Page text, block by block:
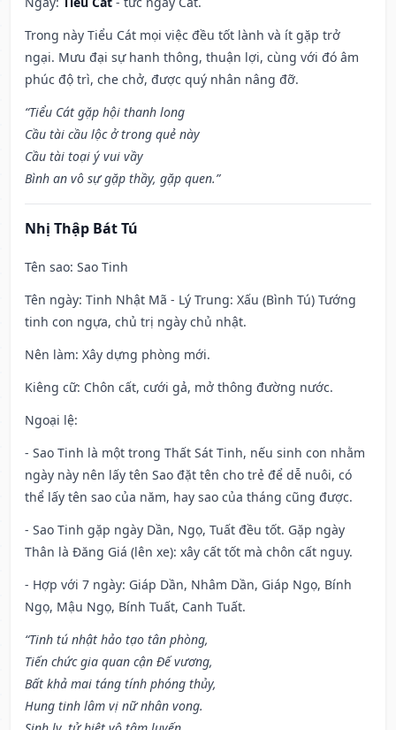
Trong này Tiểu Cát mọi việc đều tốt lành và ít gặp trở
ngại. Mưu đại sự hanh thông, thuận lợi, cùng với đó âm
phúc độ trì, che chở, được quý nhân nâng đỡ.
“Tiểu Cát gặp hội thanh long
Cầu tài cầu lộc ở trong quẻ này
Cầu tài toại ý vui vầy
Bình an vô sự gặp thầy, gặp quen.”
Nhị Thập Bát Tú
Tên sao: Sao Tinh
Tên ngày: Tinh Nhật Mã - Lý Trung: Xấu (Bình Tú) Tướng
tinh con ngựa, chủ trị ngày chủ nhật.
Nên làm: Xây dựng phòng mới.
Kiêng cữ: Chôn cất, cưới gả, mở thông đường nước.
Ngoại lệ:
- Sao Tinh là một trong Thất Sát Tinh, nếu sinh con nhằm
ngày này nên lấy tên Sao đặt tên cho trẻ để dễ nuôi, có
thể lấy tên sao của năm, hay sao của tháng cũng được.
- Sao Tinh gặp ngày Dần, Ngọ, Tuất đều tốt. Gặp ngày
Thân là Đăng Giá (lên xe): xây cất tốt mà chôn cất nguy.
- Hợp với 7 ngày: Giáp Dần, Nhâm Dần, Giáp Ngọ, Bính
Ngọ, Mậu Ngọ, Bính Tuất, Canh Tuất.
“Tinh tú nhật hảo tạo tân phòng,
Tiến chức gia quan cận Đế vương,
Bất khả mai táng tính phóng thủy,
Hung tinh lâm vị nữ nhân vong.